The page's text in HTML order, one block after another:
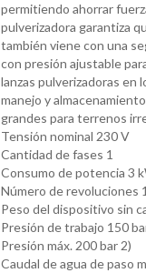
permitiendo ahorrar
pulverizadora garantiza
también viene con una
con presión ajustable
lanzas pulverizadoras en
manejo y
grandes para terrenos
Tensión nominal 230 V
Cantidad de fases 1
Consumo de potencia 3
Número de revoluciones
Peso del dispositivo sin
Presión de trabajo 150
Presión máx. 200 bar 2)
Caudal de agua de paso